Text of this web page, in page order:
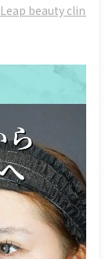
Leap beauty clinic